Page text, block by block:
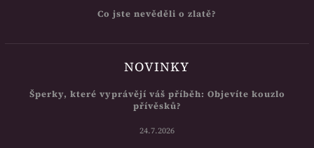
Co jste nevěděli o zlatě?
NOVINKY
Šperky, které vyprávějí váš příběh: Objevíte kouzlo
přívěsků?
24.7.2026